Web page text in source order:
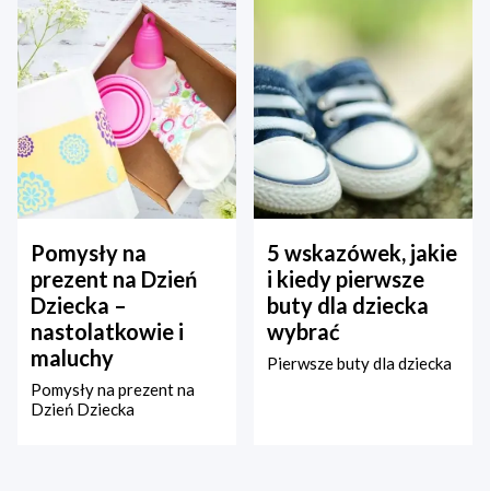
Pomysły na
prezent na Dzień
Dziecka –
nastolatkowie i
maluchy
Pomysły na prezent na
Dzień Dziecka
5 wskazówek, jakie
i kiedy pierwsze
buty dla dziecka
wybrać
Pierwsze buty dla dziecka